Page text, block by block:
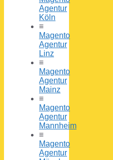
Agentur
Köln
≡
Magento
Agentur
Linz
≡
Magento
Agentur
Mainz
≡
Magento
Agentur
Mannheim
≡
Magento
Agentur